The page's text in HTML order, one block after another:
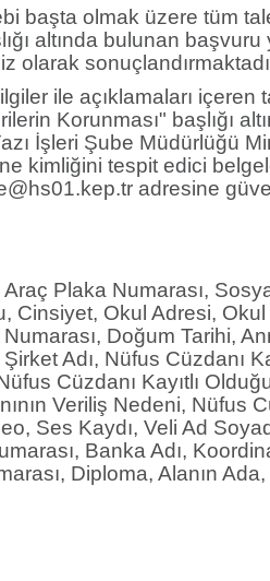
başta olmak üzere tüm
altında bulunan
olarak
ile açıklamaları
Korunması" başlığı
İşleri Şube Müdürlüğü
kimliğini tespit edici
adresine
Plaka Numarası,
Okul Adresi,
Doğum Tarihi,
Adı, Nüfus Cüzdanı
Cüzdanı Kayıtlı
Veriliş Nedeni, Nüfus
Ses Kaydı, Veli Ad
Banka Adı,
Diploma, Alanın